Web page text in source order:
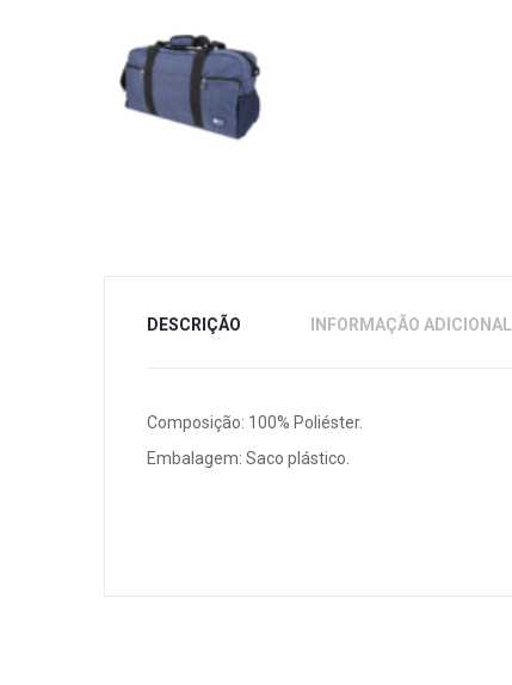
DESCRIÇÃO INFORMAÇÃO ADICIONAL
Composição: 100% Poliéster.
Embalagem: Saco plástico.